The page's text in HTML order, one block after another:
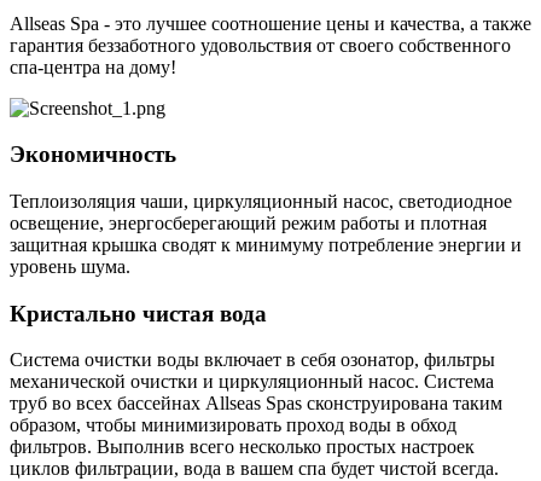
Allseas Spa - это лучшее соотношение цены и качества, а также
гарантия беззаботного удовольствия от своего собственного
спа-центра на дому!
Экономичность
Теплоизоляция чаши, циркуляционный насос, светодиодное
освещение, энергосберегающий режим работы и плотная
защитная крышка сводят к минимуму потребление энергии и
уровень шума.
Кристально чистая вода
Система очистки воды включает в себя озонатор, фильтры
механической очистки и циркуляционный насос. Система
труб во всех бассейнах Allseas Spas сконструирована таким
образом, чтобы минимизировать проход воды в обход
фильтров. Выполнив всего несколько простых настроек
циклов фильтрации, вода в вашем спа будет чистой всегда.